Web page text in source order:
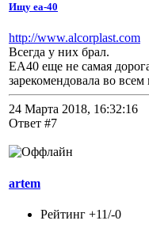
Ищу еа-40
http://www.alcorplast.com
Всегда у них брал.
ЕА40 еще не самая
зарекомендовала во всем
24 Марта 2018, 16:32:16
Ответ #7
artem
Рейтинг +11/-0